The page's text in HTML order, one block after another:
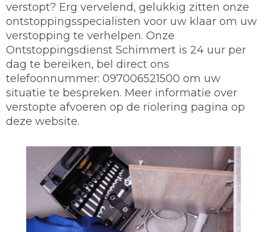
verstopt? Erg vervelend, gelukkig zitten onze
ontstoppingsspecialisten voor uw klaar om uw
verstopping te verhelpen. Onze
Ontstoppingsdienst Schimmert is 24 uur per
dag te bereiken, bel direct ons
telefoonnummer: 097006521500 om uw
situatie te bespreken. Meer informatie over
verstopte afvoeren op de riolering pagina op
deze website.